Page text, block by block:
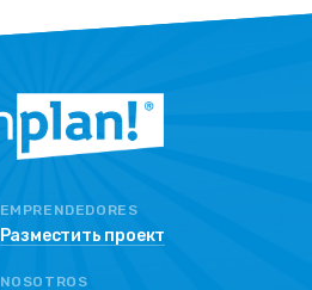
EMPRENDEDORES
Разместить проект
NOSOTROS